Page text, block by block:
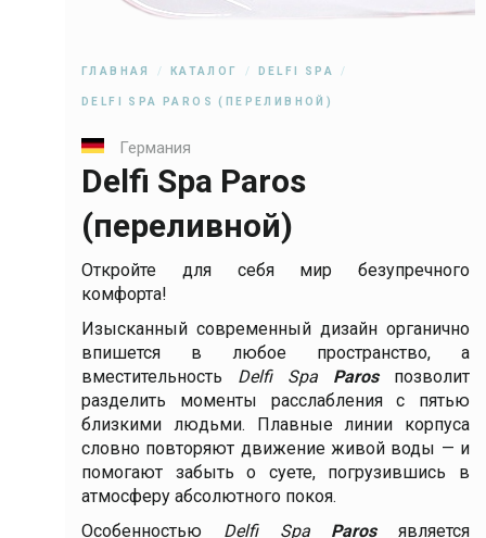
ГЛАВНАЯ КАТАЛОГ DELFI SPA
DELFI SPA PAROS (ПЕРЕЛИВНОЙ)
Германия
Delfi Spa Paros
(переливной)
Откройте для себя мир безупречного
комфорта!
Изысканный современный дизайн органично
впишется в любое пространство, а
вместительность Delfi Spa Parosпозволит
разделить моменты расслабления с пятью
близкими людьми. Плавные линии корпуса
словно повторяют движение живой воды — и
помогают забыть о суете, погрузившись в
атмосферу абсолютного покоя.
Особенностью Delfi Spa Paros является